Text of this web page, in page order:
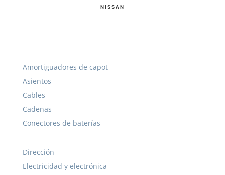
NISSAN
Amortiguadores de capot
Asientos
Cables
Cadenas
Conectores de baterías
Dirección
Electricidad y electrónica